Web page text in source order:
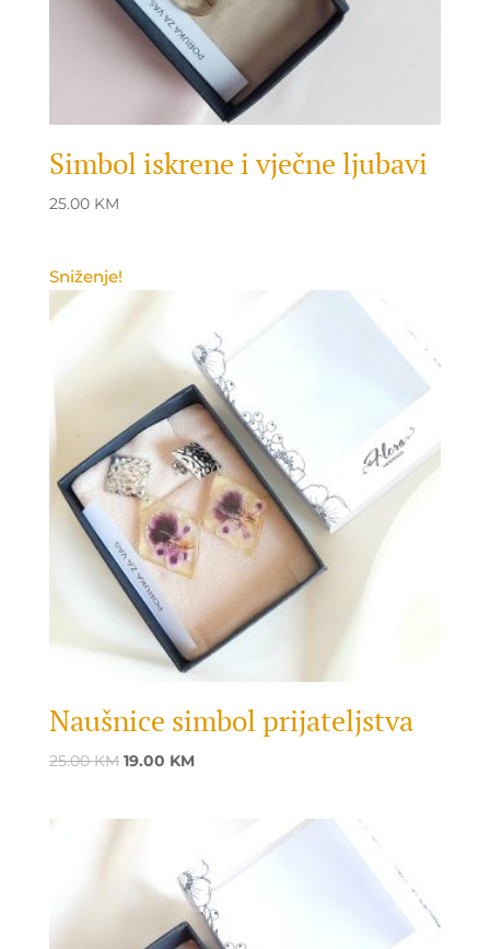
Simbol iskrene i vječne ljubavi
25.00 KM
Sniženje!
Naušnice simbol prijateljstva
25.00KM Original
19.00 KMCurrent